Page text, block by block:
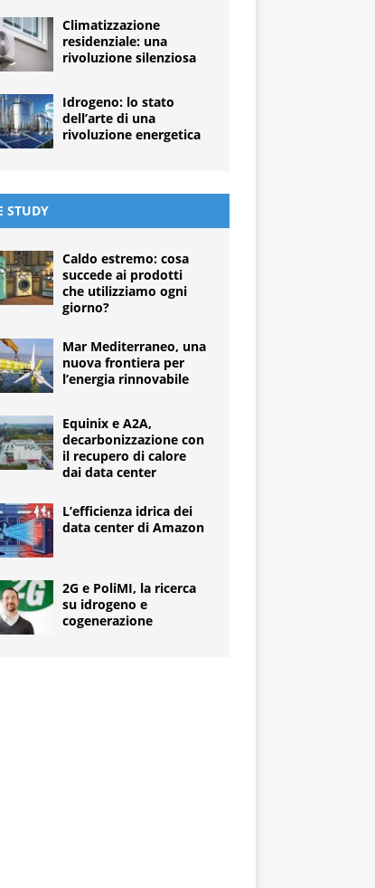
Climatizzazione
residenziale: una
rivoluzione silenziosa
Idrogeno: lo stato
dell’arte di una
rivoluzione energetica
STUDY
Caldo estremo: cosa
succede ai prodotti
che utilizziamo ogni
giorno?
Mar Mediterraneo, una
nuova frontiera per
l’energia rinnovabile
Equinix e A2A,
decarbonizzazione con
il recupero di calore
dai data center
L’efficienza idrica dei
data center di Amazon
2G e PoliMI, la ricerca
su idrogeno e
cogenerazione